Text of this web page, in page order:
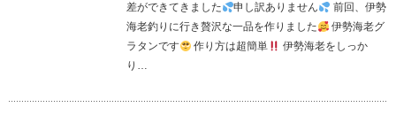
差ができてきました
申し訳ありません
前回、伊勢
海老釣りに行き贅沢な一品を作りました
伊勢海老グ
ラタンです
作り方は超簡単
伊勢海老をしっか
り…